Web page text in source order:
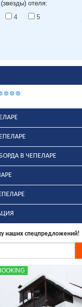
отеля:
4 5
В ЧЕПЕЛАРЕ
наших спецпредложений!